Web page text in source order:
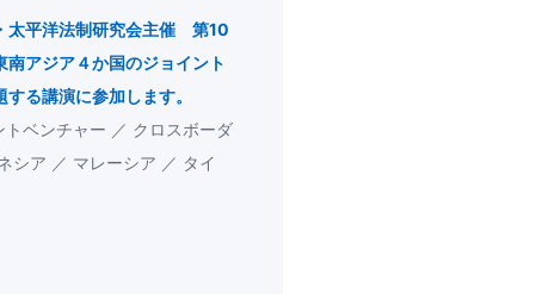
太平洋法制研究会主催 第10
アジア４か国のジョイント
る講演に参加します。
トベンチャー
クロスボーダ
シア マレーシア
タイ